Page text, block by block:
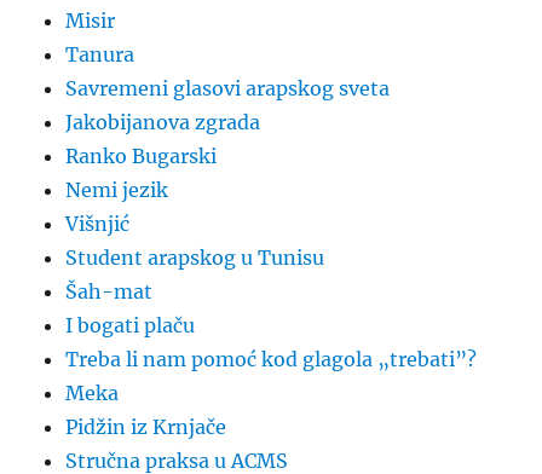
Misir
Tanura
Savremeni glasovi arapskog sveta
Jakobijanova zgrada
Ranko Bugarski
Nemi jezik
Višnjić
Student arapskog u Tunisu
Šah-mat
I bogati plaču
Treba li nam pomoć kod glagola „trebati”?
Meka
Pidžin iz Krnjače
Stručna praksa u ACMS